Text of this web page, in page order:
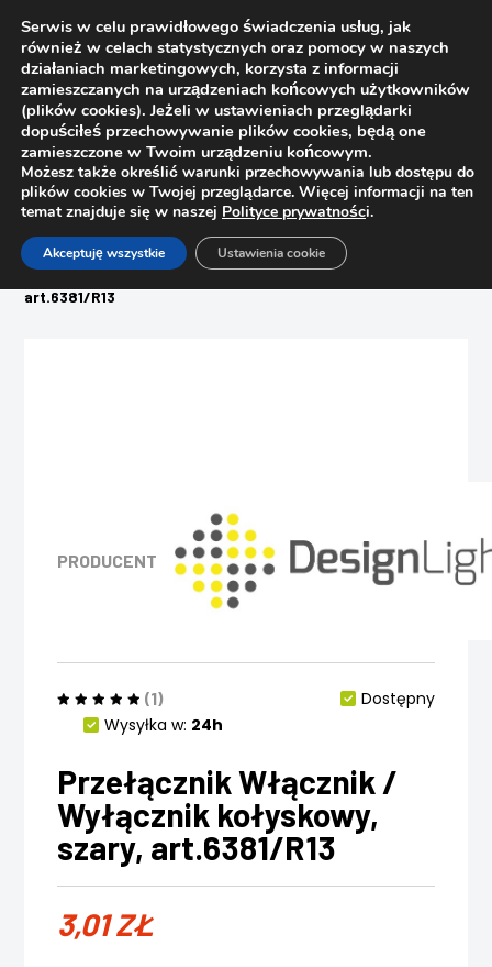
Strona główna
Sklep
Systemy oświetleniowe
art.6381/R13
PRODUCENT
(1)
Dostępny
Wysyłka w: 24h
Przełącznik Włącznik /
Wyłącznik kołyskowy,
szary, art.6381/R13
3,01ZŁ
Serwis w celu prawidłowego świadczenia usług, jak
również w celach statystycznych oraz pomocy w naszych
działaniach marketingowych, korzysta z informacji
zamieszczanych na urządzeniach końcowych użytkowników
(plików cookies). Jeżeli w ustawieniach przeglądarki
dopuściłeś przechowywanie plików cookies, będą one
zamieszczone w Twoim urządzeniu końcowym.
Możesz także określić warunki przechowywania lub dostępu do
plików cookies w Twojej przeglądarce. Więcej informacji na ten
temat znajduje się w naszej Polityce prywatności.
Akceptuję wszystkie Ustawienia cookie